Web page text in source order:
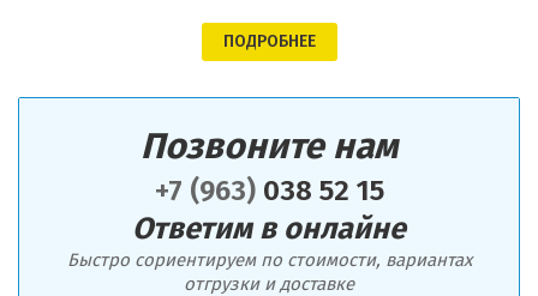
ПОДРОБНЕЕ
Позвоните нам
+7 (963)038 52 15
Ответим в онлайне
Быстро сориентируем по стоимости, вариантах
отгрузки и доставке